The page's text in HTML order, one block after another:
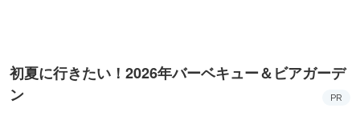
初夏に行きたい！2026年バーベキュー＆ビアガーデ
ン
PR